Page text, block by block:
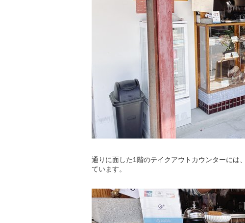
通りに面した1階のテイクアウトカウンターには
ています。